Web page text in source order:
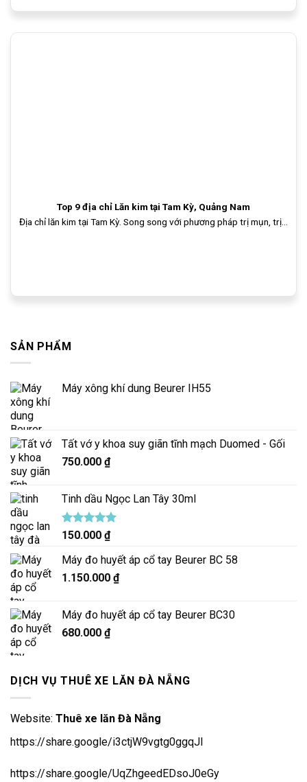
Top 9 địa chỉ Lăn kim tại Tam Kỳ, Quảng Nam
Địa chỉ lăn kim tại Tam Kỳ. Song song với phương pháp trị mụn, trị...
SẢN PHẨM
Máy xông khí dung Beurer IH55
Tất vớ y khoa suy giãn tĩnh mạch Duomed - Gối
750.000 ₫
Tinh dầu Ngọc Lan Tây 30ml
Được xếp
5.00
5 sao
150.000 ₫
Máy đo huyết áp cổ tay Beurer BC 58
1.150.000 ₫
Máy đo huyết áp cổ tay Beurer BC30
680.000 ₫
DỊCH VỤ THUÊ XE LĂN ĐÀ NẴNG
Website: Thuê xe lăn Đà Nẵng
https://share.google/i3ctjW9vgtg0ggqJl
https://share.google/UqZhgeedEDsoJ0eGy